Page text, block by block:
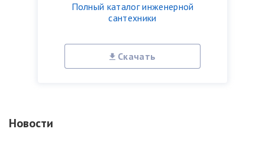
Полный каталог инженерной
сантехники
Скачать
Новости